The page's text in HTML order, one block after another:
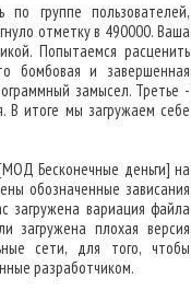
группе пользователей,
отметку в 490000. Ваша
Попытаемся расценить
бомбовая и завершенная
замысел. Третье -
В итоге мы загружаем себе
Бесконечные деньги] на
обозначенные зависания
загружена вариация файла
загружена плохая версия
сети, для того, чтобы
разработчиком.